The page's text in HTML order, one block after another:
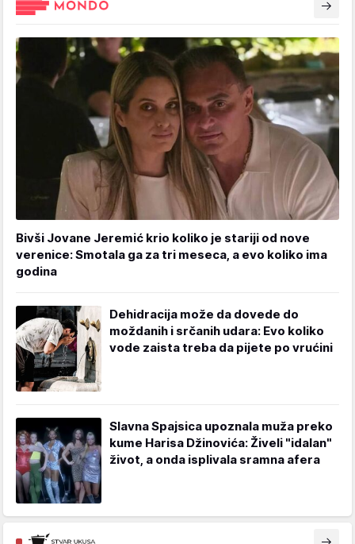
Bivši Jovane Jeremić krio koliko je stariji od nove
verenice: Smotala ga za tri meseca, a evo koliko ima
godina
Dehidracija može da dovede do
moždanih i srčanih udara: Evo koliko
vode zaista treba da pijete po vrućini
Slavna Spajsica upoznala muža preko
kume Harisa Džinovića: Živeli "idalan"
život, a onda isplivala sramna afera